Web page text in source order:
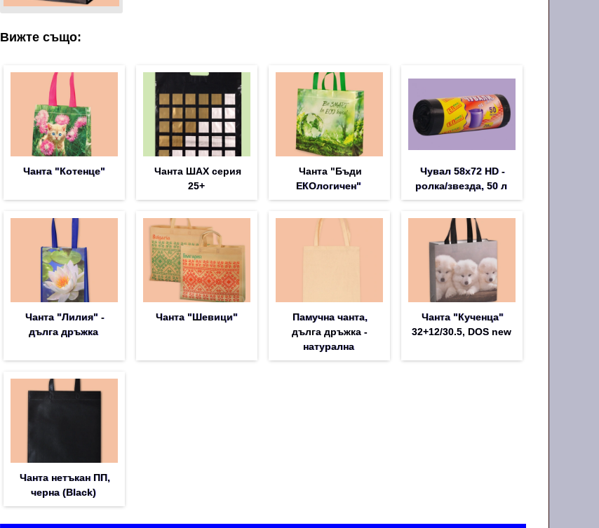
Вижте също:
Чанта "Котенце"
Чанта ШАХ серия
25+
Чанта "Бъди
ЕКОлогичен"
Чувал 58х72 HD -
ролка/звезда, 50 л
Чанта "Лилия" -
дълга дръжка
Чанта "Шевици"
Памучна чанта,
дълга дръжка -
натурална
Чанта "Кученца"
32+12/30.5, DOS new
Чанта нетъкан ПП,
черна (Black)